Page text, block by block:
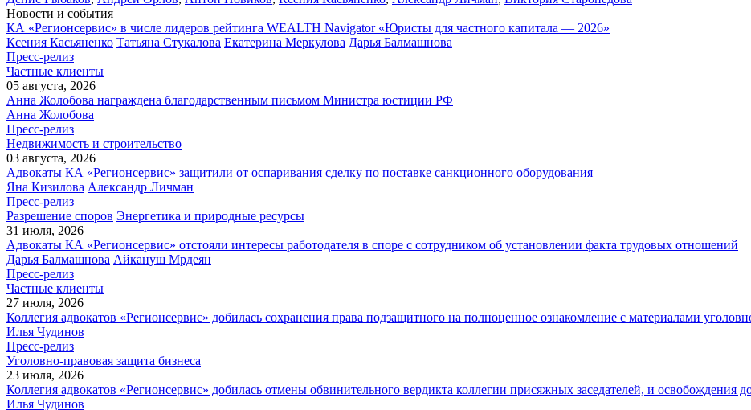
Новости и события
КА «Регионсервис» в числе лидеров рейтинга WEALTH Navigator «Юристы для частного капитала — 2026»
Ксения Касьяненко Татьяна Стукалова Екатерина Меркулова Дарья Балмашнова
Пресс-релиз
Частные клиенты
05 августа, 2026
Анна Жолобова награждена благодарственным письмом Министра юстиции РФ
Анна Жолобова
Пресс-релиз
Недвижимость и строительство
03 августа, 2026
Адвокаты КА «Регионсервис» защитили от оспаривания сделку по поставке санкционного оборудования
Яна Кизилова Александр Личман
Пресс-релиз
Разрешение споров Энергетика и природные ресурсы
31 июля, 2026
Адвокаты КА «Регионсервис» отстояли интересы работодателя в споре с сотрудником об установлении факта трудовых отношений
Дарья Балмашнова Айкануш Мрдеян
Пресс-релиз
Частные клиенты
27 июля, 2026
Коллегия адвокатов «Регионсервис» добилась сохранения права подзащитного на полноценное ознакомление с материалами
Илья Чудинов
Пресс-релиз
Уголовно-правовая защита бизнеса
23 июля, 2026
Коллегия адвокатов «Регионсервис» добилась отмены обвинительного вердикта коллегии присяжных заседателей, и освобождения
Илья Чудинов